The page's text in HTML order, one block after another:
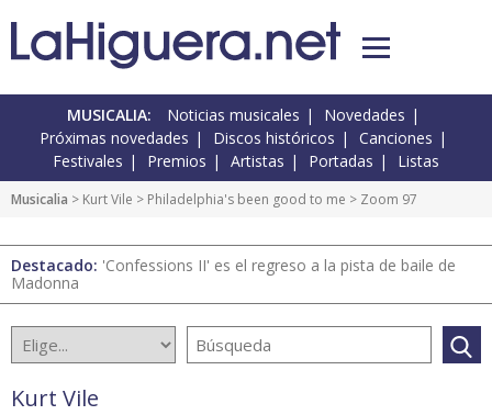
MUSICALIA: Noticias musicales
Novedades
Próximas novedades
Discos históricos
Canciones
Festivales
Premios Artistas Portadas Listas
Musicalia > Kurt Vile > Philadelphia's been good to me > Zoom 97
Destacado: 'Confessions II' es el regreso a la pista de baile de
Madonna
Kurt Vile